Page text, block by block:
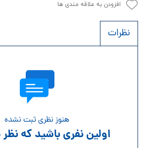
افزودن به علاقه مندی ها
نظرات
هنوز نظری ثبت نشده
اولین نفری باشید که